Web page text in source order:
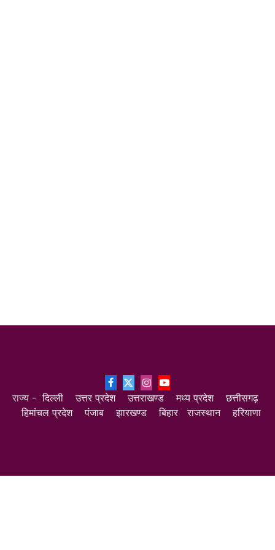
Facebook
X
(Twitter)
InstagramYouTube
राज्य -दिल्ली उत्तर प्रदेश उत्तराखण्ड मध्य प्रदेश
छत्तीसगढ़
हिमांचल प्रदेश
पंजाब झारखण्ड बिहार राजस्थान हरियाणा